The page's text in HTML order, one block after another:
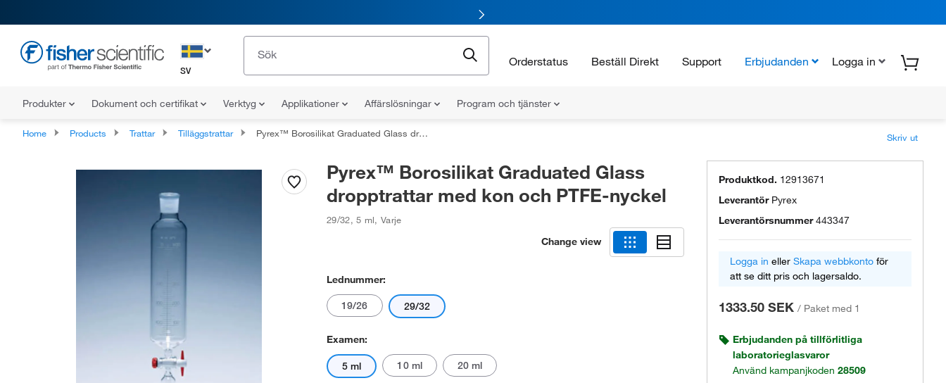
SV
Orderstatus Beställ Direkt Support Erbjudanden Logga in
Produkter Dokument och certifikat Verktyg Applikationer Affärslösningar Program och tjänster
Home Products Trattar Tilläggstrattar Pyrex™ Borosilikat Graduated Glass dropptrattar med kon och PTFE-nyckel Skriv ut
Pyrex™ Borosilikat Graduated Glass
dropptrattar med kon och PTFE-nyckel
29/32,5 ml, Varje
Change view
Lednummer:
19/26 29/32
Examen:
5 ml 10 ml 20 ml
Produktkod. 12913671
Leverantör Pyrex
Leverantörsnummer 443347
Logga in eller Skapa webbkonto för
att se ditt pris och lagersaldo.
1333.50 SEK / Paket med 1
Erbjudanden på tillförlitliga
laboratorieglasvaror
Använd kampanjkoden 28509